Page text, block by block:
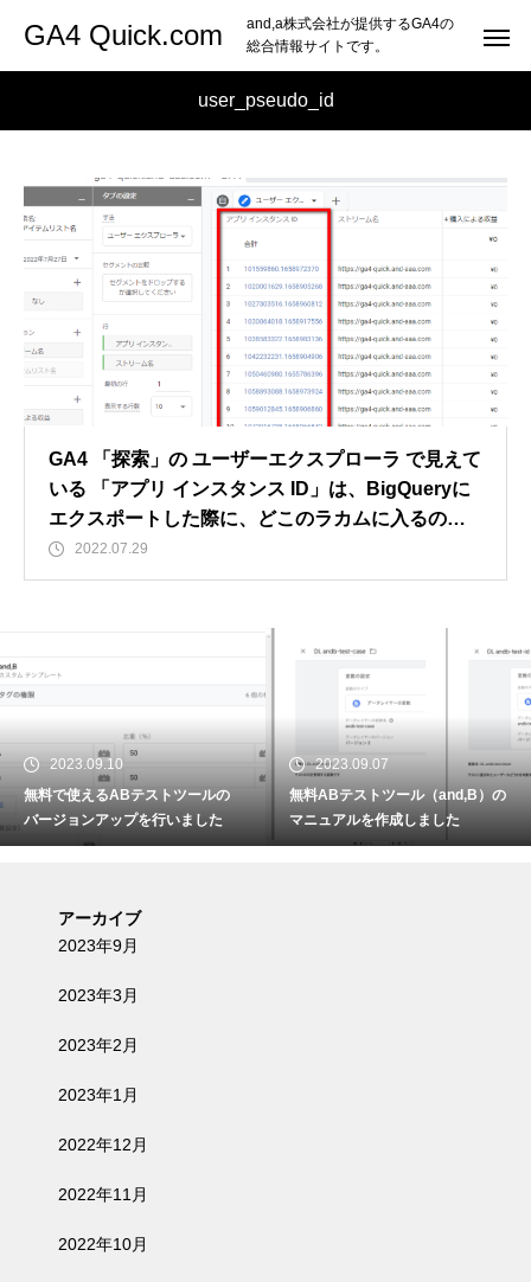
GA4 Quick.com
and,a株式会社が提供するGA4の
総合情報サイトです。
user_pseudo_id
GA4 「探索」の ユーザーエクスプローラ で見えて
いる 「アプリ インスタンス ID」は、BigQueryに
エクスポートした際に、どこのラカムに入るの
か？2022.07.29
2023.09.10
無料で使えるABテストツールの
バージョンアップを行いました
2023.09.07
無料ABテストツール（and,B）の
マニュアルを作成しました
アーカイブ
2023年9月
2023年3月
2023年2月
2023年1月
2022年12月
2022年11月
2022年10月